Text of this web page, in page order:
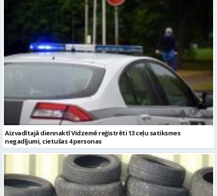
Aizvadītajā diennaktī Vidzemē reģistrēti 13 ceļu satiksmes
negadījumi, cietušas 4 personas